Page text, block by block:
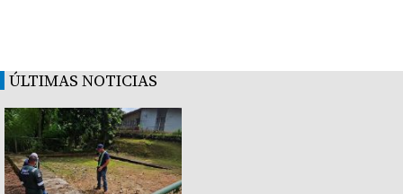
ÚLTIMAS NOTICIAS